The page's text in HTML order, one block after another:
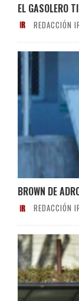
EL GASOLERO
REDACCIÓN
BROWN DE
REDACCIÓN